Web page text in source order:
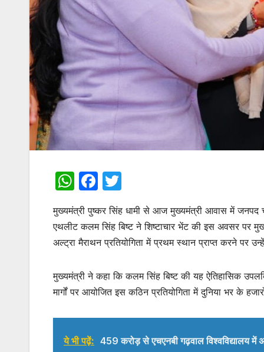
W
at
s
p
p
F
c
e
o
o
k
itt
er
मुख्यमंत्री पुष्कर सिंह धामी से आज मुख्यमंत्री आवास में जनपद
एथलीट कलम सिंह बिष्ट ने शिष्टाचार भेंट की इस अवसर पर
अल्ट्रा मैराथन प्रतियोगिता में प्रथम स्थान प्राप्त करने पर
मुख्यमंत्री ने कहा कि कलम सिंह बिष्ट की यह ऐतिहासिक
मार्गों पर आयोजित इस कठिन प्रतियोगिता में दुनिया भर के
ये भी पढ़ें: 459 करोड़ से एचएनबी गढ़वाल विश्वविद्यालय में